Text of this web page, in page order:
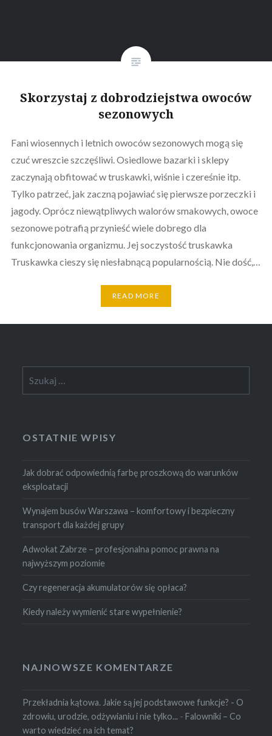
Skorzystaj z dobrodziejstwa owoców
sezonowych
Fani wiosennych i letnich owoców sezonowych mogą się
czuć wreszcie szczęśliwi. Osiedlowe bazarki i sklepy
zaczynają obfitować w truskawki, wiśnie i czereśnie itp.
Tylko patrzeć, jak zaczną pojawiać się pierwsze porzeczki i
jagody. Oprócz niewątpliwych walorów smakowych, owoce
sezonowe potrafią przynieść wiele dobrego dla
funkcjonowania organizmu. Jej soczystość truskawka
Truskawka cieszy się niesłabnącą popularnością. Nie dość,…
READ MORE
OSTATNIE WPISY
Jak dobrać odpowiednią farbę proszkową do warunków
eksploatacji
Wynajem busów Warszawa – komfortowy i bezpieczny
transport dla każdej grupy
Adwokat Zabrze – profesjonalna pomoc prawna na
najwyższym poziomie
Czy regeneracja akumulatorów się opłaca?
Kiedy należy wymienić stare wypełnienie?
NAJNOWSZE KOMENTARZE
Przekładnia kątowa. Jakie są jej podstawowe funkcje? - O
zdrowiu, urodzie, odżywianiu i nie tylko... -Falowniki – Co
warto wiedzieć na ich temat?